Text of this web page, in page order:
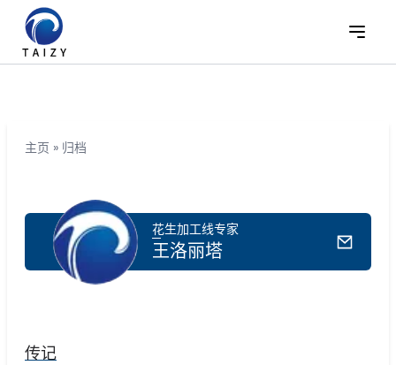
主页 » 归档
花生加工线专家
王洛丽塔
传记